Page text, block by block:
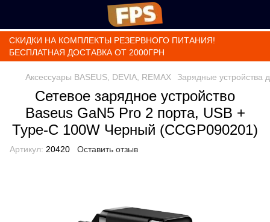
СКИДКИ НА КОМПЛЕКТЫ РЕЗЕРВНОГО ПИТАНИЯ!
БЕСПЛАТНАЯ ДОСТАВКА ОТ 2000ГРН
Аксессуары BASEUS, DEVIA, REMAX Зарядные устройства
Сетевое зарядное устройство
Baseus GaN5 Pro 2 порта, USB +
Type-C 100W Черный (CCGP090201)
Артикул: 20420 Оставить отзыв